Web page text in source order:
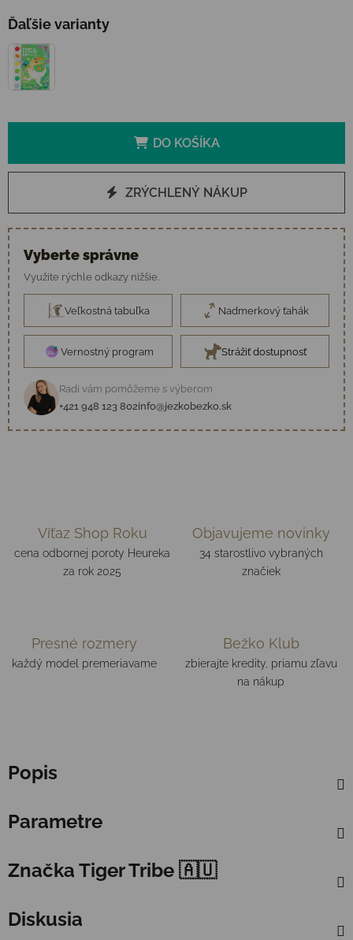
Ďaľšie varianty
DO KOŠÍKA
ZRÝCHLENÝ NÁKUP
Vyberte správne
Využite rýchle odkazy nižšie.
Veľkostná tabuľka Nadmerkový ťahák
Vernostný program Strážiť dostupnosť
Radi vám pomôžeme s výberom
+421 948 123 802info@jezkobezko.sk
Víťaz Shop Roku
cena odbornej poroty Heureka
za rok 2025
Objavujeme novinky
34 starostlivo vybraných
značiek
Presné rozmery
každý model premeriavame
Bežko Klub
zbierajte kredity, priamu zľavu
na nákup
Popis
Parametre
Značka Tiger Tribe 🇦🇺
Diskusia